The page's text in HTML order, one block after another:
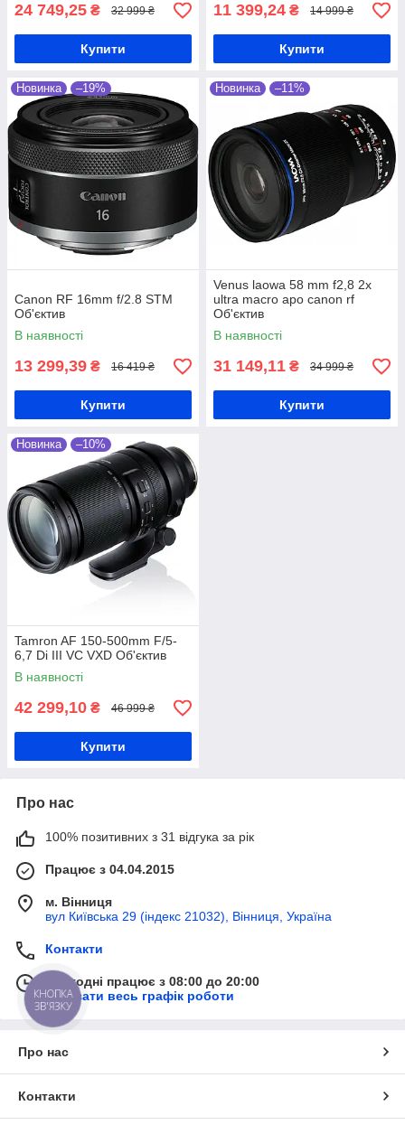
24 749,25 ₴ 32 999 ₴
Купити
11 399,24 ₴ 14 999 ₴
Купити
Новинка –19%
Canon RF 16mm f/2.8 STM
Об'єктив
В наявності
13 299,39 ₴ 16 419 ₴
Купити
Новинка –11%
Venus laowa 58 mm f2,8 2x
ultra macro apo canon rf
Об'єктив
В наявності
31 149,11 ₴ 34 999 ₴
Купити
Новинка –10%
Tamron AF 150-500mm F/5-
6,7 Di III VC VXD Об'єктив
В наявності
42 299,10 ₴ 46 999 ₴
Купити
Про нас
100% позитивних з 31 відгука за рік
Працює з 04.04.2015
м. Вінниця
вул Київська 29 (індекс 21032), Вінниця, Україна
Контакти
Сьогодні працює з 08:00 до 20:00
Показати весь графік роботи
Про нас
Контакти
КНОПКА
ЗВ'ЯЗКУ